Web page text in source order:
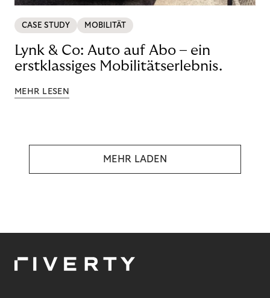
CASE STUDY MOBILITÄT
Lynk & Co: Auto auf Abo – ein
erstklassiges Mobilitätserlebnis.
MEHR LESEN
MEHR LADEN